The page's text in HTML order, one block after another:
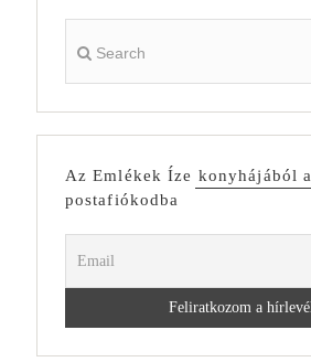
Az Emlékek Íze konyhájából a
postafiókodba